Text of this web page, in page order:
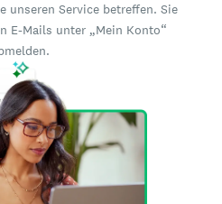
unseren Service betreffen. Sie
E-Mails unter „Mein Konto“